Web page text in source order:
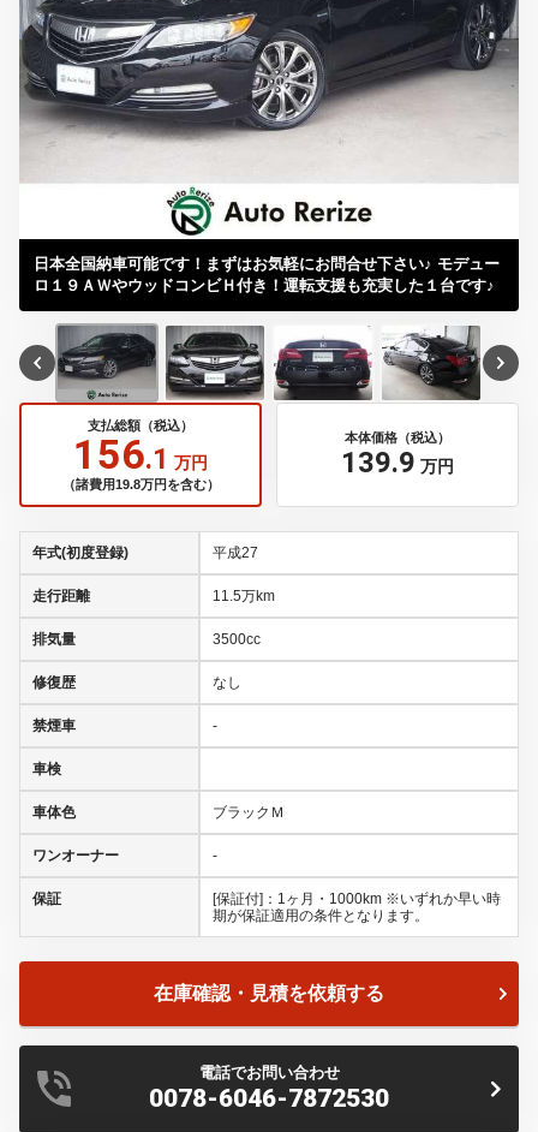
日本全国納車可能です！まずはお気軽にお問合せ下さい♪ モデュー
ロ１９ＡＷやウッドコンビＨ付き！運転支援も充実した１台です♪
支払総額（税込）
156.1 万円
（諸費用19.8万円を含む）
本体価格（税込）
139.9 万円
年式(初度登録) 平成27
走行距離 11.5万km
排気量 3500cc
修復歴 なし
禁煙車 -
車検
車体色 ブラックＭ
ワンオーナー -
保証
[保証付]：1ヶ月・1000km ※いずれか早い時
期が保証適用の条件となります。
在庫確認・見積を依頼する
電話でお問い合わせ
0078-6046-7872530